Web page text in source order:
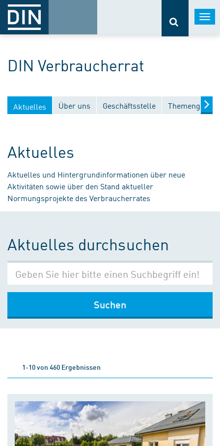
DIN Verbraucherrat
Aktuelles Über uns Geschäftsstelle
Aktuelles
Aktuelles und Hintergrundinformationen über neue
Aktivitäten sowie über den Stand aktueller
Normungsprojekte des Verbraucherrates
Aktuelles durchsuchen
Suchen
1-10 von 460 Ergebnissen